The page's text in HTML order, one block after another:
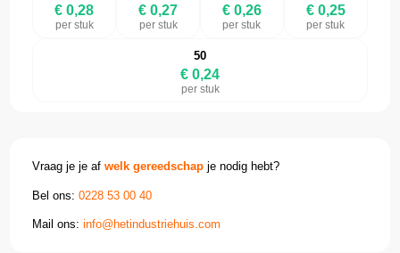
€ 0,28
per stuk
€ 0,27
per stuk
€ 0,26
per stuk
€ 0,25
per stuk
50
€ 0,24
per stuk
Vraag je je afwelk gereedschap je nodig hebt?
Bel ons:0228 53 00 40
Mail ons:info@hetindustriehuis.com